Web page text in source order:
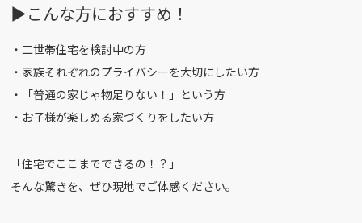
▶︎こんな方におすすめ！
・二世帯住宅を検討中の方
・家族それぞれのプライバシーを大切にしたい方
・「普通の家じゃ物足りない！」という方
・お子様が楽しめる家づくりをしたい方
「住宅でここまでできるの！？」
そんな驚きを、ぜひ現地でご体感ください。